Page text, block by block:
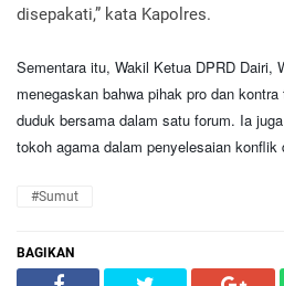
disepakati,” kata Kapolres.
Sementara itu, Wakil Ketua DPRD Dairi,
menegaskan bahwa pihak pro dan
duduk bersama dalam satu forum. Ia
tokoh agama dalam penyelesaian
#Sumut
BAGIKAN